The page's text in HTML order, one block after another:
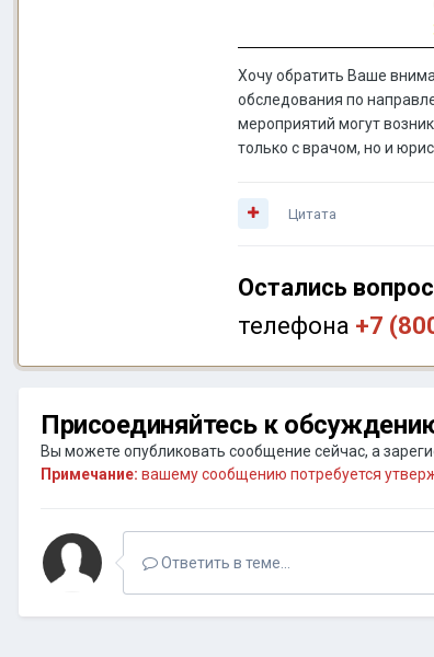
Хочу обратить Ваше
обследования по
мероприятий могут
только с врачом, но и
Цитата
Остались
телефона +7
Присоединяйтесь к
Вы можете опубликовать сообщение сейчас, а
Примечание: вашему сообщению потребуется
Ответить в теме...